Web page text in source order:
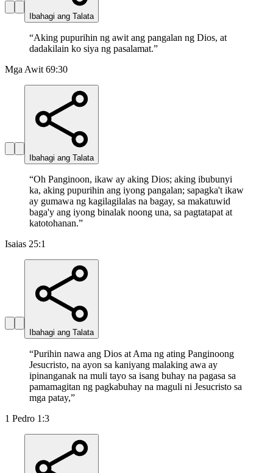
Ibahagi ang Talata
“Aking pupurihin ng awit ang pangalan ng Dios, at
dadakilain ko siya ng pasalamat.”
Mga Awit 69:30
Ibahagi ang Talata
“Oh Panginoon, ikaw ay aking Dios; aking ibubunyi
ka, aking pupurihin ang iyong pangalan; sapagka't ikaw
ay gumawa ng kagilagilalas na bagay, sa makatuwid
baga'y ang iyong binalak noong una, sa pagtatapat at
katotohanan.”
Isaias 25:1
Ibahagi ang Talata
“Purihin nawa ang Dios at Ama ng ating Panginoong
Jesucristo, na ayon sa kaniyang malaking awa ay
ipinanganak na muli tayo sa isang buhay na pagasa sa
pamamagitan ng pagkabuhay na maguli ni Jesucristo sa
mga patay,”
1 Pedro 1:3